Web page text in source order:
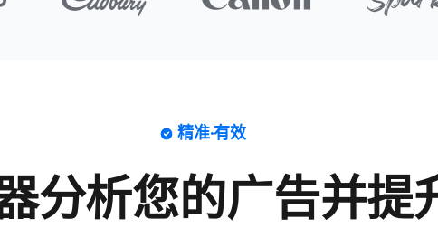
精准·有效
分析您的广告并提